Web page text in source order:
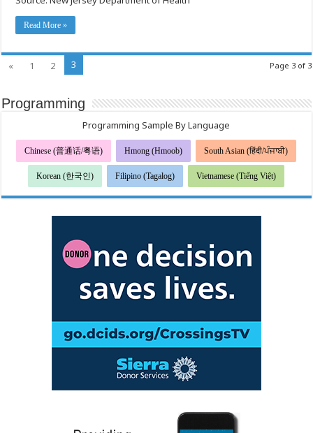
Mask!
Read More »
Page 3 of 3
« 1 2 3
Programming
Programming Sample By Language
Chinese (普通话/粤语) Hmong (Hmoob) South Asian (हिंदी/ਪੰਜਾਬੀ)
Korean (한국인) Filipino (Tagalog) Vietnamese (Tiếng Việt)